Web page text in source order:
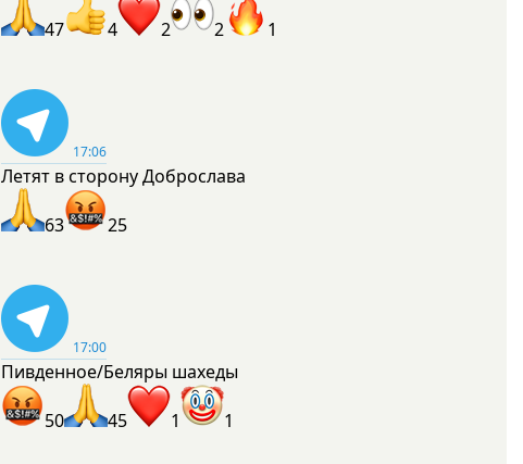
47 4 2 2 1
17:06
Летят в сторону Доброслава
63 25
17:00
Пивденное/Беляры шахеды
50 45 1 1